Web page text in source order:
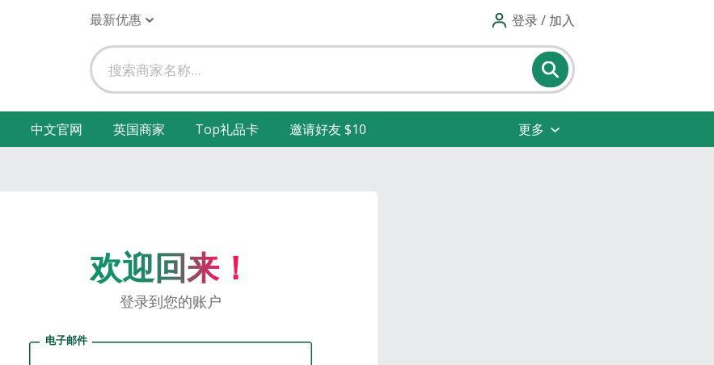
最新优惠 登录 / 加入
中文官网 英国商家 Top礼品卡 邀请好友 $10 更多
欢迎回来！
登录到您的账户
电子邮件